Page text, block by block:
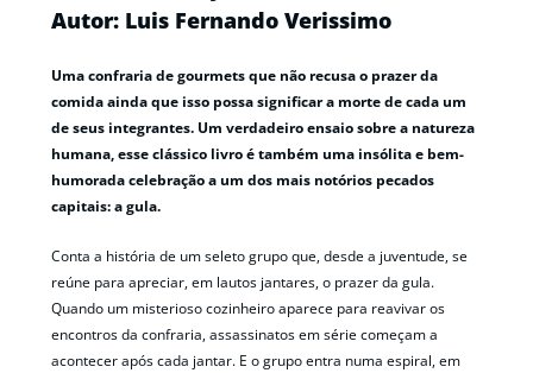
Autor: Luis Fernando Verissimo
Uma confraria de gourmets que não recusa o prazer da
comida ainda que isso possa significar a morte de cada um
de seus integrantes. Um verdadeiro ensaio sobre a natureza
humana, esse clássico livro é também uma insólita e bem-
humorada celebração a um dos mais notórios pecados
capitais: a gula.
Conta a história de um seleto grupo que, desde a juventude, se
reúne para apreciar, em lautos jantares, o prazer da gula.
Quando um misterioso cozinheiro aparece para reavivar os
encontros da confraria, assassinatos em série começam a
acontecer após cada jantar. E o grupo entra numa espiral, em